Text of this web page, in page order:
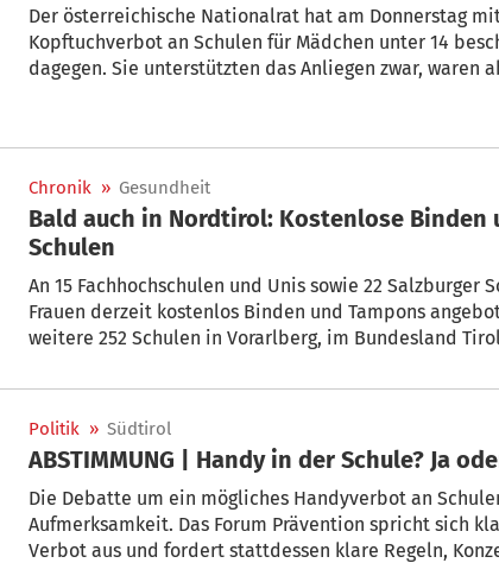
Der österreichische Nationalrat hat am Donnerstag
Kopftuchverbot an Schulen für Mädchen unter 14
dagegen. Sie unterstützten das Anliegen zwar, waren
Islamische Glaubensgemeinschaft will sich an den
Chronik » Gesundheit
Bald auch in Nordtirol: Kostenlose Binden
Schulen
An 15 Fachhochschulen und Unis sowie 22 Salzburger
Frauen derzeit kostenlos Binden und Tampons
weitere 252 Schulen in Vorarlberg, im Bundesland Tirol, in Kärnten, der
Politik » Südtirol
ABSTIMMUNG | Handy in der Schule? Ja
Die Debatte um ein mögliches Handyverbot an
Aufmerksamkeit. Das Forum Prävention spricht sich
Verbot aus und fordert stattdessen klare Regeln,